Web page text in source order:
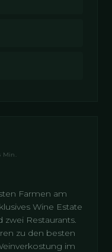
Min.
Farmen am
Wine Estate
Restaurants.
zu den besten
im